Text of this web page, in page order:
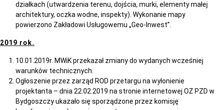
działkach (utwardzenia terenu, dojścia, murki, elementy małej
architektury, oczka wodne, inspekty). Wykonanie mapy
powierzono Zakładowi Usługowemu „Geo-Inwest”.
2019 rok.
10.01.2019r. MWiK przekazał zmiany do wydanych wcześniej
warunków technicznych.
Ogłoszenie przez zarząd ROD przetargu na wyłonienie
projektanta – dnia 22.02.2019 na stronie internetowej OZ PZD w
Bydgoszczy ukazało się sporządzone przez komisję